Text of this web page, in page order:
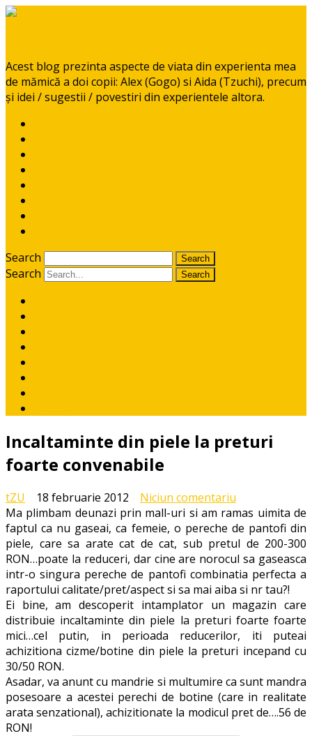
Acest blog prezinta aspecte de viata din experienta mea
de mămică a doi copii: Alex (Gogo) si Aida (Tzuchi), precum
și idei / sugestii / povestiri din experientele altora.
Search
Search
Incaltaminte din piele la preturi
foarte convenabile
tZU 18 februarie 2012 Niciun comentariu
Incaltaminte
din
piele
la
preturi
foarte
convenabile
Ma plimbam deunazi prin mall-uri si am ramas uimita de
faptul ca nu gaseai, ca femeie, o pereche de pantofi din
piele, care sa arate cat de cat, sub pretul de 200-300
RON…poate la reduceri, dar cine are norocul sa gaseasca
intr-o singura pereche de pantofi combinatia perfecta a
raportului calitate/pret/aspect si sa mai aiba si nr tau?!
Ei bine, am descoperit intamplator un magazin care
distribuie incaltaminte din piele la preturi foarte foarte
mici…cel putin, in perioada reducerilor, iti puteai
achizitiona cizme/botine din piele la preturi incepand cu
30/50 RON.
Asadar, va anunt cu mandrie si multumire ca sunt mandra
posesoare a acestei perechi de botine (care in realitate
arata senzational), achizitionate la modicul pret de….56 de
RON!